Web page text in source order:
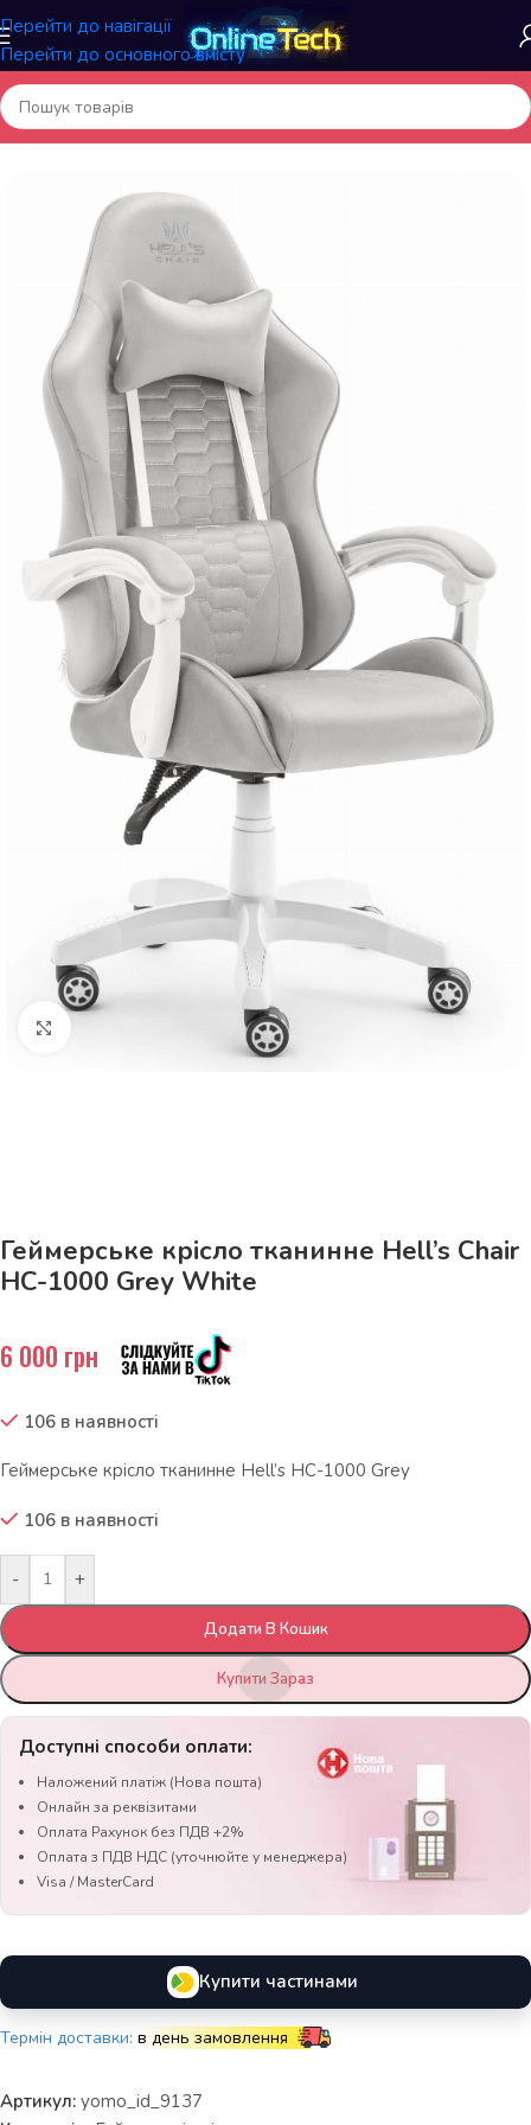
Перейти до навігації
Перейти до основного вмісту
Головна/Меблі та інтер'єр/Геймерські крісла
Натисніть, щоб збільшити
Геймерське крісло тканинне Hell’s Chair
HC-1000 Grey White
6 000 грн
106 в наявності
Геймерське крісло тканинне Hell’s HC-1000 Grey
106 в наявності
- +
Додати В Кошик
Купити Зараз
Доступні способи оплати:
Наложений платіж (Нова пошта)
Онлайн за реквізитами
Оплата Рахунок без ПДВ +2%
Оплата з ПДВ НДС (уточнюйте у менеджера)
Visa / MasterCard
Купити частинами
Термін доставки: в день замовлення
Артикул: yomo_id_9137